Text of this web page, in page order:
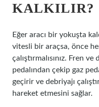
KALKILIR?
Eğer aracı bir yokuşta
vitesli bir araçsa, önce
çalıştırmalısınız. Fren ve
pedalından çekip gaz
geçirir ve debriyajı
hareket etmesini sağlar.